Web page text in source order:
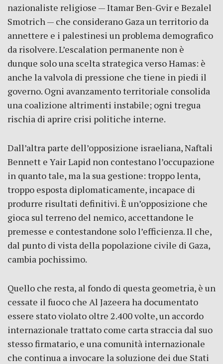
nazionaliste religiose — Itamar Ben-Gvir e Bezalel
Smotrich — che considerano Gaza un territorio da
annettere e i palestinesi un problema demografico
da risolvere. L’escalation permanente non è
dunque solo una scelta strategica verso Hamas: è
anche la valvola di pressione che tiene in piedi il
governo. Ogni avanzamento territoriale consolida
una coalizione altrimenti instabile; ogni tregua
rischia di aprire crisi politiche interne.
Dall’altra parte dell’opposizione israeliana, Naftali
Bennett e Yair Lapid non contestano l’occupazione
in quanto tale, ma la sua gestione: troppo lenta,
troppo esposta diplomaticamente, incapace di
produrre risultati definitivi. È un’opposizione che
gioca sul terreno del nemico, accettandone le
premesse e contestandone solo l’efficienza. Il che,
dal punto di vista della popolazione civile di Gaza,
cambia pochissimo.
Quello che resta, al fondo di questa geometria, è un
cessate il fuoco che Al Jazeera ha documentato
essere stato violato oltre 2.400 volte, un accordo
internazionale trattato come carta straccia dal suo
stesso firmatario, e una comunità internazionale
che continua a invocare la soluzione dei due Stati